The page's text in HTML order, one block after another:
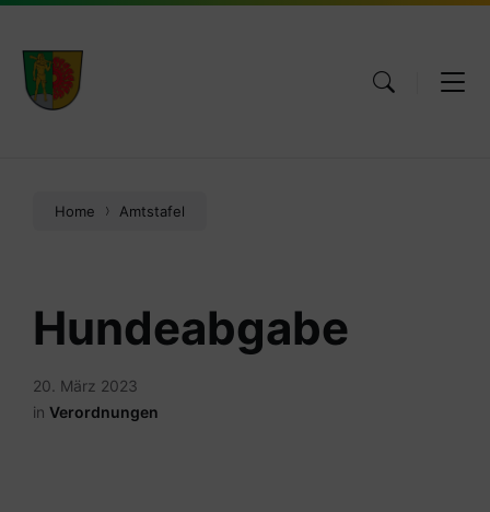
Skip
content
Skip
main
navigation
Skip
footer
Home Amtstafel
Hundeabgabe
20. März 2023
in Verordnungen